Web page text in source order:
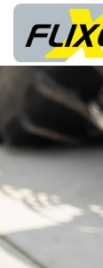
padding-top: